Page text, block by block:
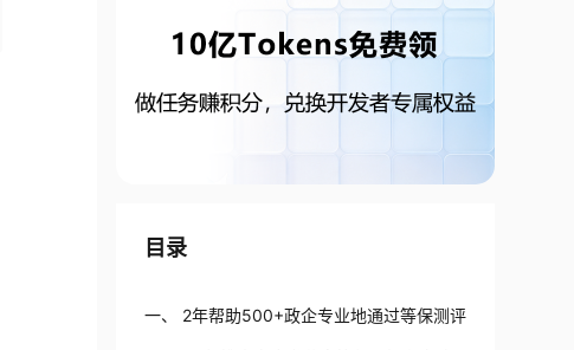
目录
一、 2年帮助500+政企专业地通过等保测评